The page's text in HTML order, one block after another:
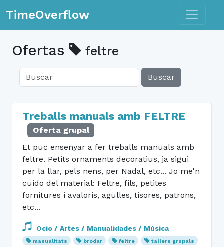
TimeOverflow Toggle
Ofertas feltre
Buscar
Treballs manuals amb FELTRE
Oferta grupal
Et puc ensenyar a fer treballs manuals amb
feltre. Petits ornaments decoratius, ja sigui
per la llar, pels nens, per Nadal, etc... Jo me'n
cuido del material: Feltre, fils, petites
fornitures i avaloris, agulles, tisores, patrons,
etc...
Ocio / Artes / Manualidades / Música
manualitats brodar feltre tallers grupals